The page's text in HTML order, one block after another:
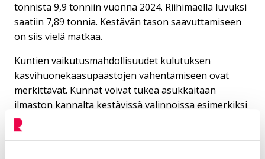
tonnista 9,9 tonniin vuonna 2024. Riihimäellä luvuksi
saatiin 7,89 tonnia. Kestävän tason saavuttamiseen
on siis vielä matkaa.
Kuntien vaikutusmahdollisuudet kulutuksen
kasvihuonekaasupäästöjen vähentämiseen ovat
merkittävät. Kunnat voivat tukea asukkaitaan
ilmaston kannalta kestävissä valinnoissa esimerkiksi
panostamalla julkiseen liikenteeseen ja ruokailuun,
tarjoamalla vähäpäästöistä kaukolämpöä sekä